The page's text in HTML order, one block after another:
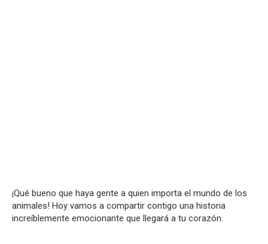
¡Qué bueno que haya gente a quien importa el mundo de los
animales! Hoy vamos a compartir contigo una historia
increíblemente emocionante que llegará a tu corazón.